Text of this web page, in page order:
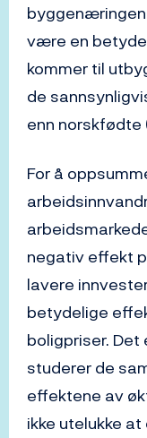
være en
kommer til
de
enn norskfødte
For å
negativ effekt
lavere
betydelige
boligpriser. Det
studerer de
effektene av
ikke utelukke